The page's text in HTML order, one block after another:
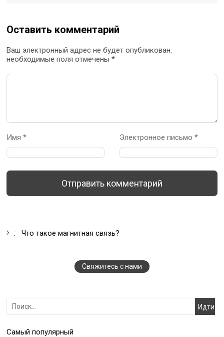
Оставить комментарий
Ваш электронный адрес не будет опубликован.
необходимые поля отмечены *
Имя * Электронное письмо *
Отправить комментарий
:Что такое магнитная связь?
Свяжитесь с нами
Самый популярный